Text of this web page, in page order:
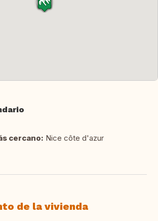
cercano: Nice côte d'azur
de la vivienda